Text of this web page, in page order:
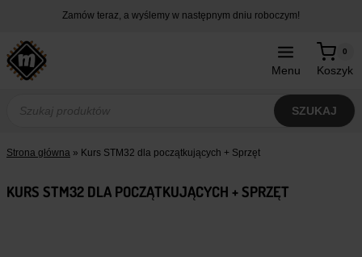
treści
Zamów teraz, a wyślemy w następnym dniu roboczym!
Menu Koszyk
0
produktów
SZUKAJ
Strona główna » Kurs STM32 dla początkujących + Sprzęt
KURS STM32 DLA POCZĄTKUJĄCYCH + SPRZĘT